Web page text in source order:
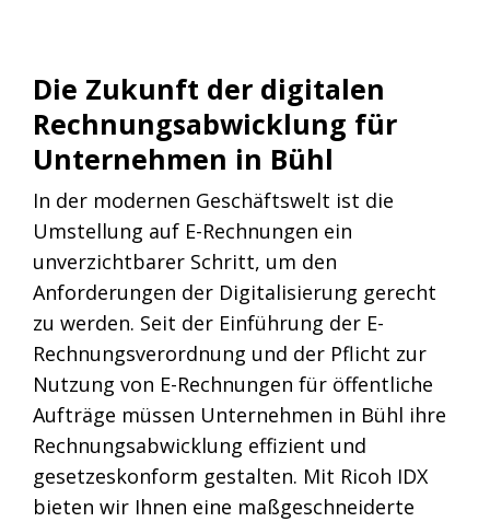
Die Zukunft der digitalen
Rechnungsabwicklung für
Unternehmen in Bühl
In der modernen Geschäftswelt ist die
Umstellung auf E-Rechnungen ein
unverzichtbarer Schritt, um den
Anforderungen der Digitalisierung gerecht
zu werden. Seit der Einführung der E-
Rechnungsverordnung und der Pflicht zur
Nutzung von E-Rechnungen für öffentliche
Aufträge müssen Unternehmen in Bühl ihre
Rechnungsabwicklung effizient und
gesetzeskonform gestalten. Mit Ricoh IDX
bieten wir Ihnen eine maßgeschneiderte